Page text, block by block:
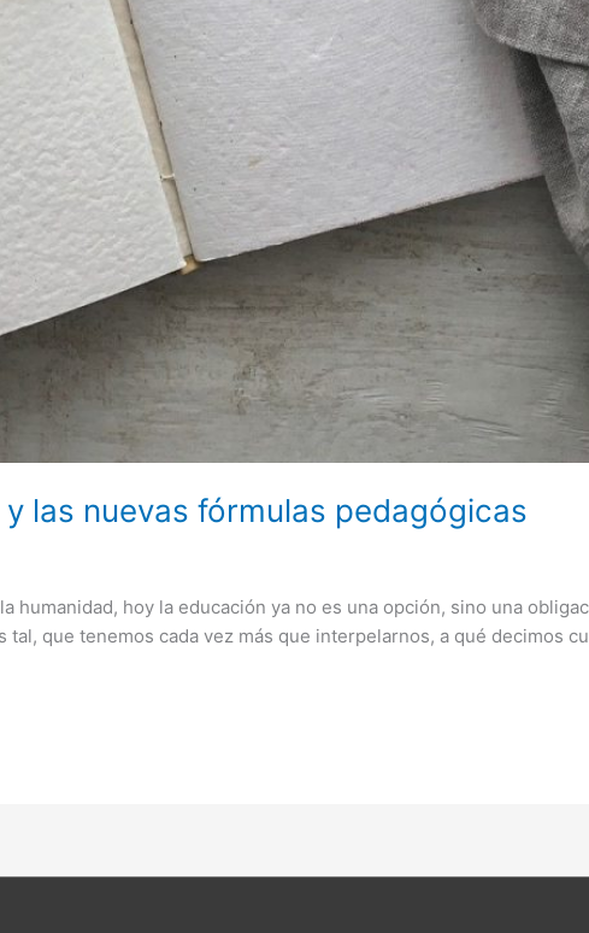
las nuevas fórmulas pedagógicas
humanidad, hoy la educación ya no es una opción, sino una
que tenemos cada vez más que interpelarnos, a qué decimos